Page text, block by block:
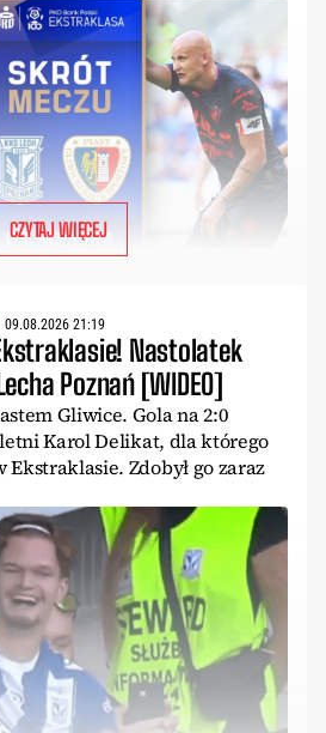
CZYTAJ WIĘCEJ
09.08.2026 21:19
Nastolatek
Poznań [WIDEO]
Gliwice. Gola na 2:0
Karol Delikat, dla którego
Zdobył go zaraz